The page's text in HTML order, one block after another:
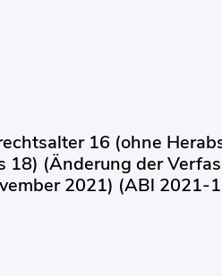
16 (ohne
18) (Änderung der
2021) (ABl 2021-